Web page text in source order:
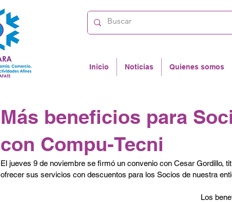
Inicio Noticias Quienes somos
Más beneficios para
con Compu-Tecni
El jueves 9 de noviembre se firmó un convenio con Cesar Gordillo,
ofrecer sus servicios con descuentos para los Socios de nuestra
Los